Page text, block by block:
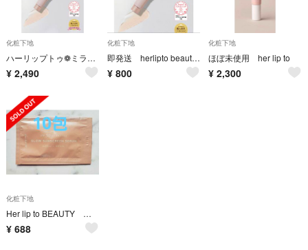
化粧下地
ハーリップトゥ❁ミラクルサンバームデュオ
¥ 2,490
化粧下地
即発送 herlipto beauty MIRACLE SUN BALM DUO
¥ 800
化粧下地
ほぼ未使用 her lip to
¥ 2,300
化粧下地
Her lip to BEAUTY グローサンスクリーンセラム サンプル10包
¥ 688